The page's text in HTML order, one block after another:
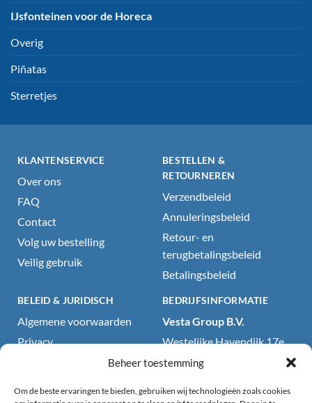
Beheer toestemming
Om de beste ervaringen te bieden, gebruiken wij technologieën zoals cookies
IJsfonteinen voor de Horeca
Overig
Piñatas
Sterretjes
KLANTENSERVICE
Over ons
FAQ
Contact
Volg uw bestelling
Veilig gebruik
BESTELLEN &
RETOURNEREN
Verzendbeleid
Annuleringsbeleid
Retour- en
terugbetalingsbeleid
Betalingsbeleid
BELEID & JURIDISCH
Algemene voorwaarden
Privacy
BEDRIJFSINFORMATIE
Vesta Group B.V.
Westelijke Havendijk 17e
4703RA Roosendaal, NL
BTW: NL858707792B01